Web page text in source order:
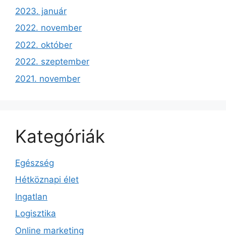
2023. január
2022. november
2022. október
2022. szeptember
2021. november
Kategóriák
Egészség
Hétköznapi élet
Ingatlan
Logisztika
Online marketing